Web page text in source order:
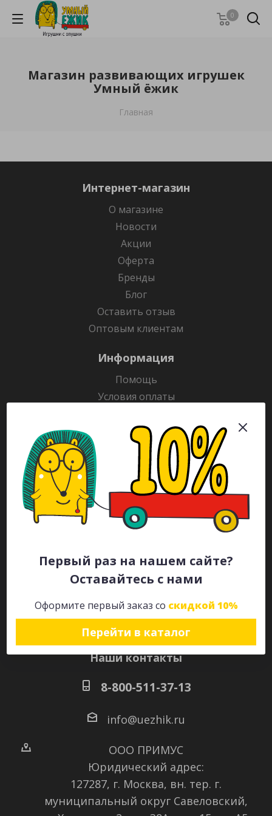
Первый раз на нашем сайте?
Оставайтесь с нами
Оформите первый заказ со скидкой 10%
Перейти в каталог
0
Магазин развивающих игрушек
Умный ёжик
Главная
Интернет-магазин
О магазине
Новости
Акции
Оферта
Бренды
Блог
Оставить отзыв
Оптовым клиентам
Информация
Помощь
Условия оплаты
Гарантия на товар
Раскраски
Рекламодателям
Каталог
Будьте всегда в курсе!
Наши контакты
8-800-511-37-13
info@uezhik.ru
ООО ПРИМУС
Юридический адрес:
127287, г. Москва, вн. тер. г.
муниципальный округ Савеловский,